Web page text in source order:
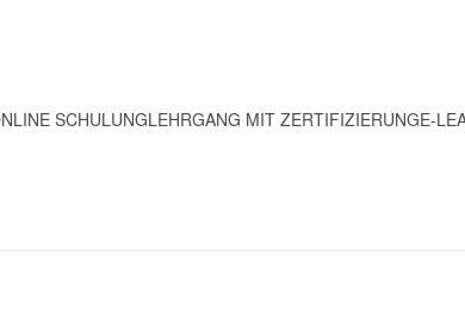
SCHULUNGLEHRGANG MIT ZERTIFIZIERUNGE-